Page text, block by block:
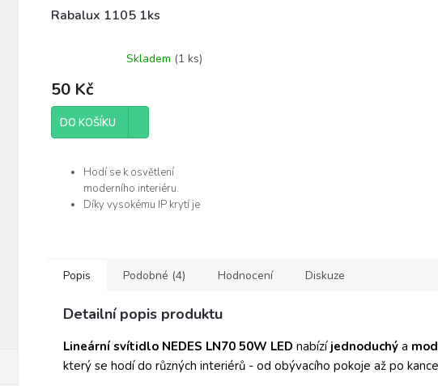
Rabalux 1105 1ks
Skladem (1 ks)
50 Kč
DO KOŠÍKU
Hodí se k osvětlení
moderního interiéru.
Díky vysokému IP krytí je
balení.
Popis Podobné (4) Hodnocení Diskuze
Detailní popis produktu
Lineární svítidlo NEDES LN70 50W LED nabízí jednoduchý a
který se hodí do různých interiérů - od obývacího pokoje až po